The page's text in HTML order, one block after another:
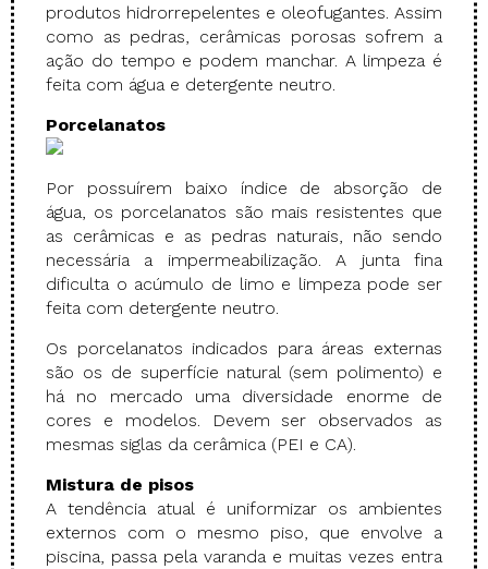
produtos hidrorrepelentes e oleofugantes. Assim
como as pedras, cerâmicas porosas sofrem a
ação do tempo e podem manchar. A limpeza é
feita com água e detergente neutro.
Porcelanatos
Por possuírem baixo índice de absorção de
água, os porcelanatos são mais resistentes que
as cerâmicas e as pedras naturais, não sendo
necessária a impermeabilização. A junta fina
dificulta o acúmulo de limo e limpeza pode ser
feita com detergente neutro.
Os porcelanatos indicados para áreas externas
são os de superfície natural (sem polimento) e
há no mercado uma diversidade enorme de
cores e modelos. Devem ser observados as
mesmas siglas da cerâmica (PEI e CA).
Mistura de pisos
A tendência atual é uniformizar os ambientes
externos com o mesmo piso, que envolve a
piscina, passa pela varanda e muitas vezes entra